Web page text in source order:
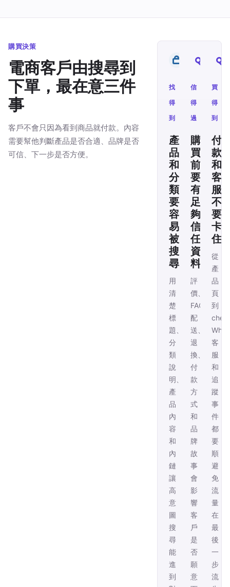
購買決策
電商客戶由搜尋到
下單，最在意三件
事
客戶不會只因為看到商品就付款。內容
需要幫他判斷產品是否合適、品牌是否
可信、下一步是否方便。
找
得
到
產
品
和
分
類
要
容
易
被
搜
尋
用
清
楚
標
題、
分
類
說
明、
產
品
內
容
和
內
鏈，
讓
高
意
圖
搜
尋
能
進
到
信
得
過
購
買
前
要
有
足
夠
信
任
資
料
評
價、
FAQ、
配
送、
退
換、
付
款
方
式
和
品
牌
故
事，
會
影
響
客
戶
是
否
願
意
買
得
到
付
款
和
客
服
不
要
卡
住
從
產
品
頁
到
客
服
和
追
蹤
事
件
都
要
順，
避
免
流
量
在
最
後
一
步
流